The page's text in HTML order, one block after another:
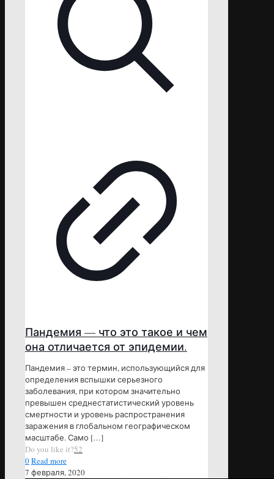
Пандемия — что это такое и чем
она отличается от эпидемии.
Пандемия – это термин, использующийся для
определения вспышки серьезного
заболевания, при котором значительно
превышен среднестатистический уровень
смертности и уровень распространения
заражения в глобальном географическом
масштабе. Само […]
Do you like it?52
0Read more
7 февраля, 2020